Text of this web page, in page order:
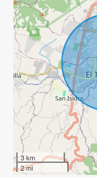
3 km
2 mi